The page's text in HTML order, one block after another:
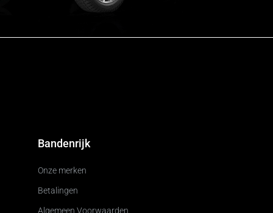
Bandenrijk
Onze merken
Betalingen
Algemeen Voorwaarden